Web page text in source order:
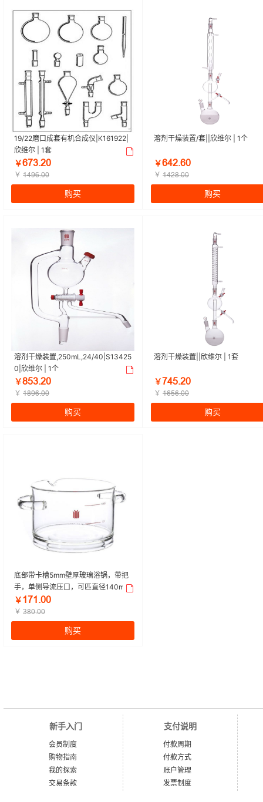
19/22磨口成套有机合成仪|K161922|
欣维尔 | 1套
￥ƧƚŁŤſř
￥ ǝȂůƧŤřř
购买
溶剂干燥装置/套||欣维尔 | 1个
￥ƧȂſŤƧř
￥ ǝȂſȬŤřř
购买
溶剂干燥装置,250mL,24/40|S13425
0|欣维尔 | 1个
￥ȬœŁŤſř
￥ ǝȬůƧŤřř
购买
溶剂干燥装置||欣维尔 | 1套
￥ƚȂœŤſř
￥ ǝƧœƧŤřř
购买
底部带卡槽5mm壁厚玻璃浴锅，带把
手，单侧导流压口，可匹直径140mm
已内的磁力搅拌器圆盘|1000mL|欣维
尔 | 1个
￥ ǝƚǝŤřř
￥ ŁȬřŤřř
购买
新手入门
会员制度
购物指南
我的探索
交易条款
支付说明
付款周期
付款方式
账户管理
发票制度